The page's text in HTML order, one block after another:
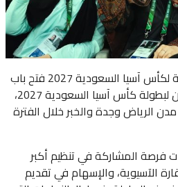
أعلنت اللجنة المحلية المنظمة لكأس آسيا السعودية 2027 فتح باب
التسجيل في برنامج المتطوعين لبطولة كأس آسيا السعودية 2027،
الرياض وجدة والخبر خلال الفترة
فرصة المشاركة في تنظيم أكبر
الآسيوية، والإسهام في تقديم